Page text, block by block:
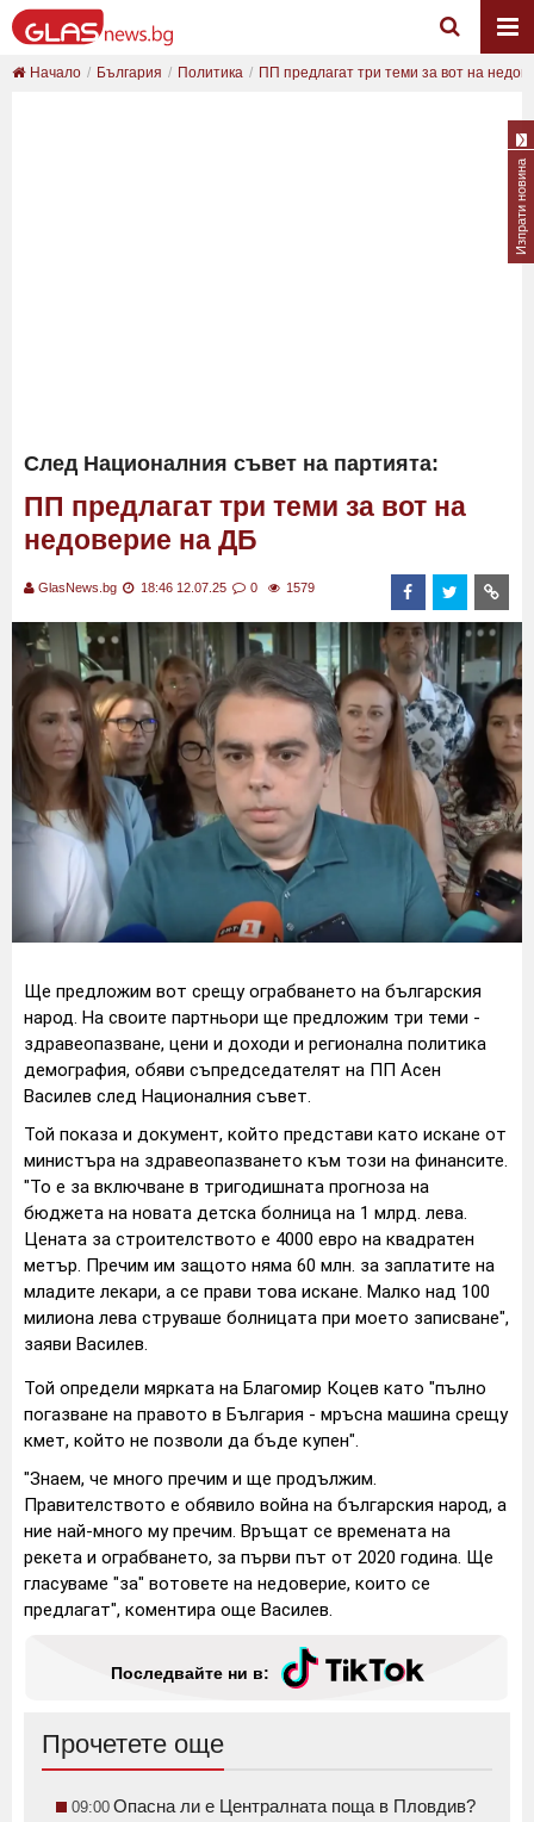
Начало България Политика ПП предлагат три теми за вот на
След Националния съвет на партията:
ПП предлагат три теми за вот на
недоверие на ДБ
GlasNews.bg 18:46 12.07.25 0 1579
Ще предложим вот срещу ограбването на българския
народ. На своите партньори ще предложим три теми -
здравеопазване, цени и доходи и регионална политика
демография, обяви съпредседателят на ПП Асен
Василев след Националния съвет.
Той показа и документ, който представи като искане от
министъра на здравеопазването към този на финансите.
"То е за включване в тригодишната прогноза на
бюджета на новата детска болница на 1 млрд. лева.
Цената за строителството е 4000 евро на квадратен
метър. Пречим им защото няма 60 млн. за заплатите на
младите лекари, а се прави това искане. Малко над 100
милиона лева струваше болницата при моето записване",
заяви Василев.
Той определи мярката на Благомир Коцев като "пълно
погазване на правото в България - мръсна машина срещу
кмет, който не позволи да бъде купен".
"Знаем, че много пречим и ще продължим.
Правителството е обявило война на българския народ, а
ние най-много му пречим. Връщат се времената на
рекета и ограбването, за първи път от 2020 година. Ще
гласуваме "за" вотовете на недоверие, които се
предлагат", коментира още Василев.
Последвайте ни в:
Прочетете още
09:00 Опасна ли е Централната поща в Пловдив?
Изпрати новина